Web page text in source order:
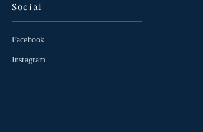
Social
Facebook
Instagram